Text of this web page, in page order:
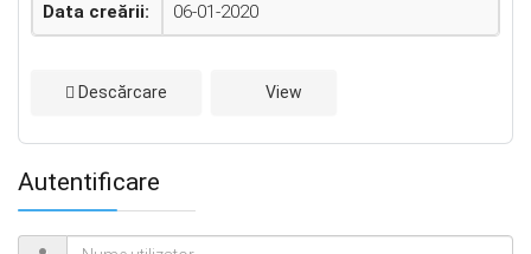
Data creării: 06-01-2020
Descărcare View
Autentificare